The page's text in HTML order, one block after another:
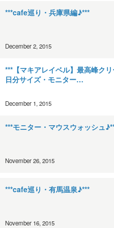
***cafe巡り・兵庫県編♪***
December 2, 2015
***【マキアレイベル】最高峰ク
日分サイズ・モニター…
December 1, 2015
***モニター・マウスウォッシュ
November 26, 2015
***cafe巡り・有馬温泉♪***
November 16, 2015